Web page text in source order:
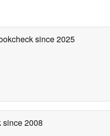
since 2025
since 2008